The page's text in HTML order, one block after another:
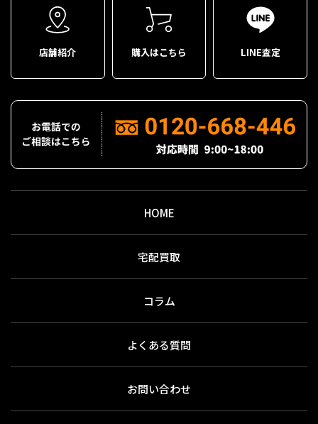
店舗紹介 購入はこちら LINE査定
HOME
宅配買取
コラム
よくある質問
お問い合わせ